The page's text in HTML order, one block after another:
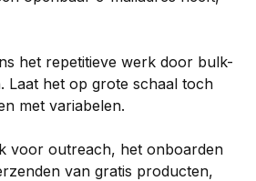
het repetitieve werk door bulk-
Laat het op grote schaal toch
met variabelen.
voor outreach, het onboarden
van gratis producten,